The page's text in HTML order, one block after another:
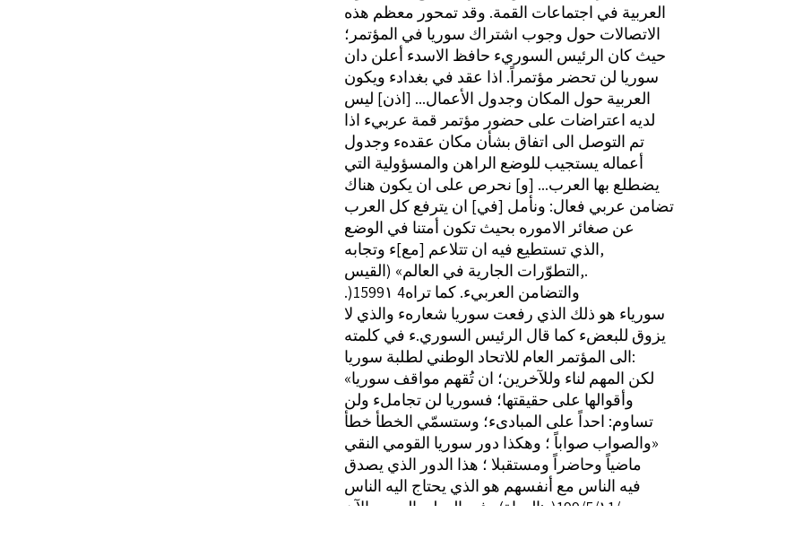
العربية في اجتماعات القمة. وقد تمحور معظم هذه
الاتصالات حول وجوب اشتراك سوريا في المؤتمر؛
حيث كان الرئيس السوريء حافظ الاسدء أعلن دان
سوريا لن تحضر مؤتمراً. اذا عقد في بغدادء ويكون
العربية حول المكان وجدول الأعمال... [اذن] ليس
لديه اعتراضات على حضور مؤتمر قمة عربيء اذا
تم التوصل الى اتفاق بشأن مكان عقدهء وجدول
أعماله يستجيب للوضع الراهن والمسؤولية التي
يضطلع بها العرب... [و] نحرص على ان يكون هناك
تضامن عربي فعال: ونأمل [في] ان يترفع كل العرب
عن صغائر الاموره بحيث تكون أمتنا في الوضع
الذي تستطيع فيه ان تتلاعم [مع]ء وتجابه,
التطوّرات الجارية في العالم» (القيس,.
‎.)1599١ 4‏ والتضامن العربيء. كما تراه
سورياء هو ذلك الذي رفعت سوريا شعارهء والذي لا
يزوق للبعضء كما قال الرئيس السوري.ء في كلمته
الى المؤتمر العام للاتحاد الوطني لطلبة سوريا:
«لكن المهم لناء وللآخرين؛ ان تُقهم مواقف سوريا
وأقوالها على حقيقتها؛ فسوريا لن تجاملء ولن
تساوم: احداً على المبادىء؛ وستسمّي الخطأ خطأ
والصواب صواباً ؛ وهكذا دور سوريا القومي النقي»
ماضياً وحاضراً ومستقبلا ؛ هذا الدور الذي يصدق
فيه الناس مع أنفسهم هو الذي يحتاج اليه الناس